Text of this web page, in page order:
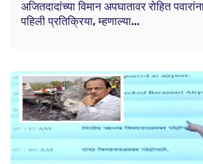
अजितदादांच्या विमान अपघातावर रोहित
पहिली प्रतिक्रिया, म्हणाल्या...